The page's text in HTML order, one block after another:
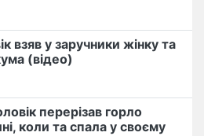
взяв у заручники жінку та
(відео)
перерізав горло
коли та спала у своєму